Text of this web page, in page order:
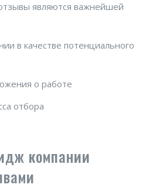
являются важнейшей
в качестве потенциального
о работе
отбора
компании